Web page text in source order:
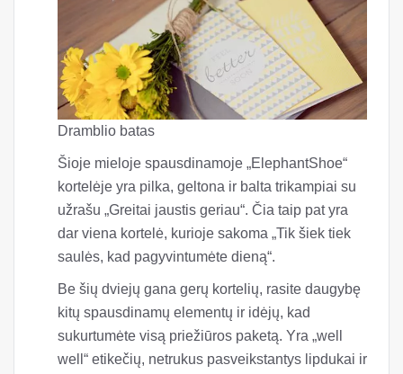
Dramblio batas
Šioje mieloje spausdinamoje „ElephantShoe“
kortelėje yra pilka, geltona ir balta trikampiai su
užrašu „Greitai jaustis geriau“. Čia taip pat yra
dar viena kortelė, kurioje sakoma „Tik šiek tiek
saulės, kad pagyvintumėte dieną“.
Be šių dviejų gana gerų kortelių, rasite daugybę
kitų spausdinamų elementų ir idėjų, kad
sukurtumėte visą priežiūros paketą. Yra „well
well“ etikečių, netrukus pasveikstantys lipdukai ir